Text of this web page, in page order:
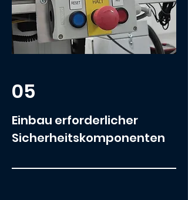
05
Einbau erforderlicher
Sicherheitskomponenten